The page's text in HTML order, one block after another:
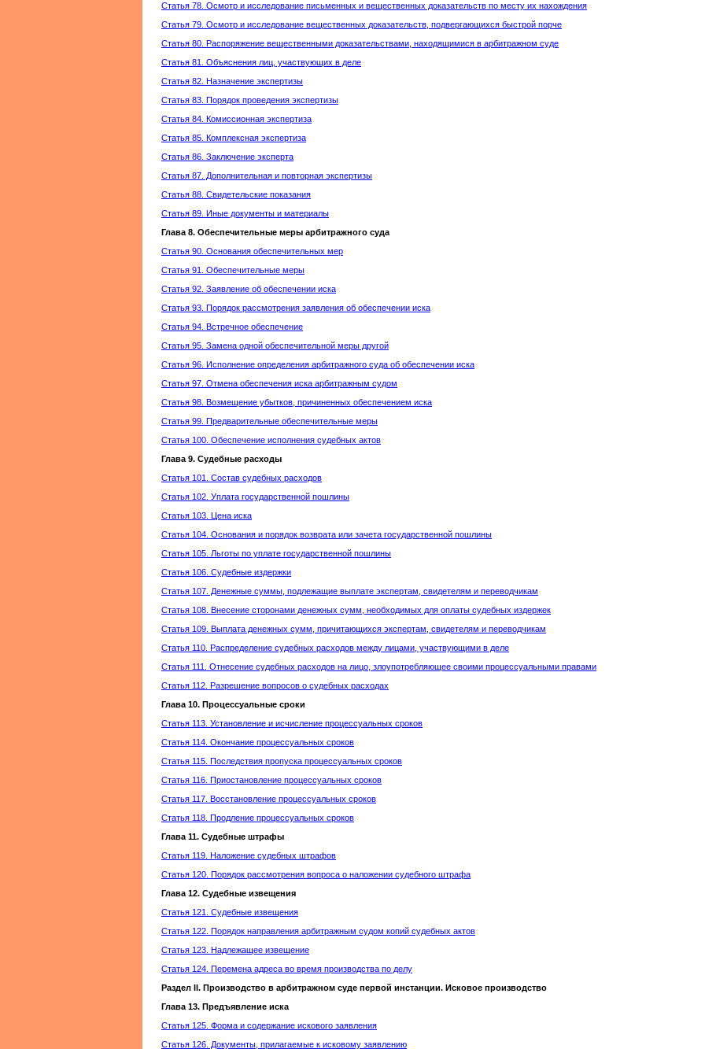
Статья 78. Осмотр и исследование письменных и вещественных доказательств по месту их нахождения
Статья 79. Осмотр и исследование вещественных доказательств, подвергающихся быстрой порче
Статья 80. Распоряжение вещественными доказательствами, находящимися в арбитражном суде
Статья 81. Объяснения лиц, участвующих в деле
Статья 82. Назначение экспертизы
Статья 83. Порядок проведения экспертизы
Статья 84. Комиссионная экспертиза
Статья 85. Комплексная экспертиза
Статья 86. Заключение эксперта
Статья 87. Дополнительная и повторная экспертизы
Статья 88. Свидетельские показания
Статья 89. Иные документы и материалы
Глава 8. Обеспечительные меры арбитражного суда
Статья 90. Основания обеспечительных мер
Статья 91. Обеспечительные меры
Статья 92. Заявление об обеспечении иска
Статья 93. Порядок рассмотрения заявления об обеспечении иска
Статья 94. Встречное обеспечение
Статья 95. Замена одной обеспечительной меры другой
Статья 96. Исполнение определения арбитражного суда об обеспечении иска
Статья 97. Отмена обеспечения иска арбитражным судом
Статья 98. Возмещение убытков, причиненных обеспечением иска
Статья 99. Предварительные обеспечительные меры
Статья 100. Обеспечение исполнения судебных актов
Глава 9. Судебные расходы
Статья 101. Состав судебных расходов
Статья 102. Уплата государственной пошлины
Статья 103. Цена иска
Статья 104. Основания и порядок возврата или зачета государственной пошлины
Статья 105. Льготы по уплате государственной пошлины
Статья 106. Судебные издержки
Статья 107. Денежные суммы, подлежащие выплате экспертам, свидетелям и переводчикам
Статья 108. Внесение сторонами денежных сумм, необходимых для оплаты судебных издержек
Статья 109. Выплата денежных сумм, причитающихся экспертам, свидетелям и переводчикам
Статья 110. Распределение судебных расходов между лицами, участвующими в деле
Статья 111. Отнесение судебных расходов на лицо, злоупотребляющее своими процессуальными правами
Статья 112. Разрешение вопросов о судебных расходах
Глава 10. Процессуальные сроки
Статья 113. Установление и исчисление процессуальных сроков
Статья 114. Окончание процессуальных сроков
Статья 115. Последствия пропуска процессуальных сроков
Статья 116. Приостановление процессуальных сроков
Статья 117. Восстановление процессуальных сроков
Статья 118. Продление процессуальных сроков
Глава 11. Судебные штрафы
Статья 119. Наложение судебных штрафов
Статья 120. Порядок рассмотрения вопроса о наложении судебного штрафа
Глава 12. Судебные извещения
Статья 121. Судебные извещения
Статья 122. Порядок направления арбитражным судом копий судебных актов
Статья 123. Надлежащее извещение
Статья 124. Перемена адреса во время производства по делу
Раздел II. Производство в арбитражном суде первой инстанции. Исковое производство
Глава 13. Предъявление иска
Статья 125. Форма и содержание искового заявления
Статья 126. Документы, прилагаемые к исковому заявлению